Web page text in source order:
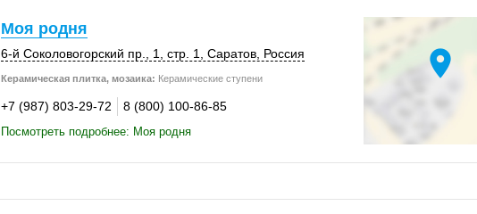
Моя родня
6-й Соколовогорский пр., 1, стр. 1 Саратов, Россия
Керамическая плитка, мозаика: Керамические ступени
+7 (987) 803-29-72 8 (800) 100-86-85
Посмотреть подробнее: Моя родня
location_on